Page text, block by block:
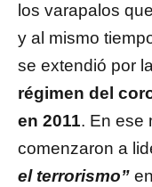
los varapalos
y al mismo
se extendió por
régimen del
en 2011. En ese
comenzaron a
el terrorismo”